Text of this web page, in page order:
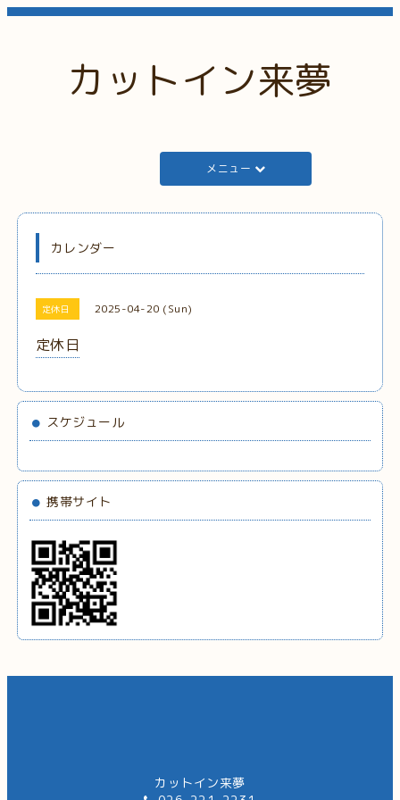
カットイン来夢
メニュー
カレンダー
定休日 2025-04-20 (Sun)
定休日
スケジュール
携帯サイト
カットイン来夢